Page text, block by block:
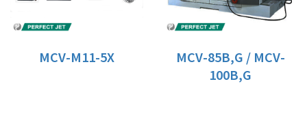
MCV-M11-5X
MCV-85B,G / MCV-
100B,G